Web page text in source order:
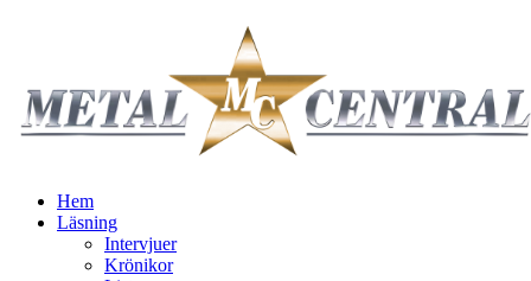
Hem
Läsning
Intervjuer
Krönikor